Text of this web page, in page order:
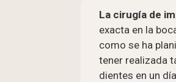
La cirugía de
exacta en la
como se ha
tener realizada
dientes en un